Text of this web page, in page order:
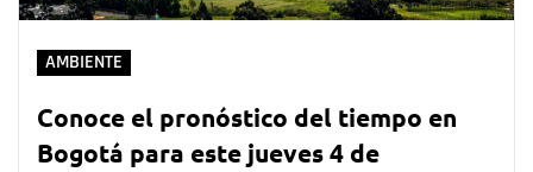
AMBIENTE
Conoce el pronóstico del tiempo en
Bogotá para este jueves 4 de